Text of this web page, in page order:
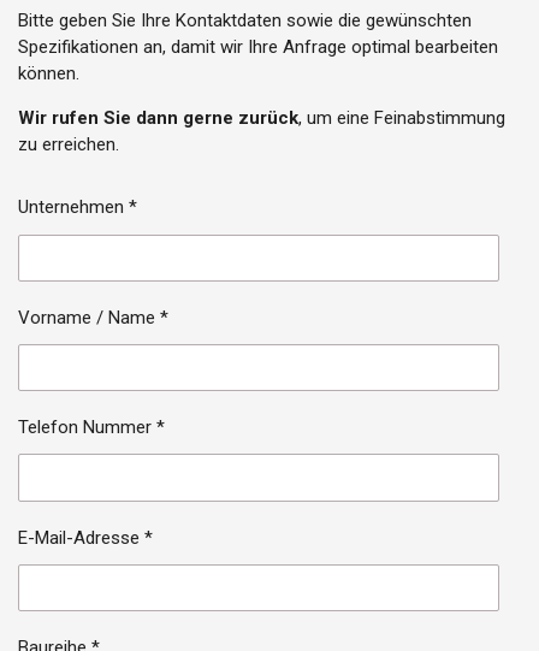
Bitte geben Sie Ihre Kontaktdaten sowie die gewünschten
Spezifikationen an, damit wir Ihre Anfrage optimal bearbeiten
können.
Wir rufen Sie dann gerne zurück, um eine Feinabstimmung
zu erreichen.
Unternehmen *
Vorname / Name *
Telefon Nummer *
E-Mail-Adresse *